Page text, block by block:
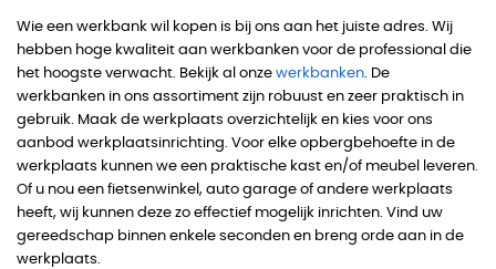
Wie een werkbank wil kopen is bij ons aan het juiste adres. Wij
hebben hoge kwaliteit aan werkbanken voor de professional die
het hoogste verwacht. Bekijk al onze werkbanken. De
werkbanken in ons assortiment zijn robuust en zeer praktisch in
gebruik. Maak de werkplaats overzichtelijk en kies voor ons
aanbod werkplaatsinrichting. Voor elke opbergbehoefte in de
werkplaats kunnen we een praktische kast en/of meubel leveren.
Of u nou een fietsenwinkel, auto garage of andere werkplaats
heeft, wij kunnen deze zo effectief mogelijk inrichten. Vind uw
gereedschap binnen enkele seconden en breng orde aan in de
werkplaats.